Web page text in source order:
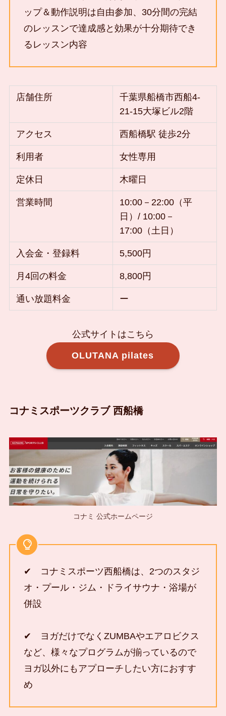
ップ＆動作説明は自由参加、30分間の完結
のレッスンで達成感と効果が十分期待でき
るレッスン内容
店舗住所
千葉県船橋市西船4-
21-15大塚ビル2階
アクセス 西船橋駅 徒歩2分
利用者 女性専用
定休日 木曜日
営業時間
10:00－22:00（平
日）/ 10:00－
17:00（土日）
入会金・登録料 5,500円
月4回の料金 8,800円
通い放題料金 ー
公式サイトはこちら
OLUTANA pilates
コナミスポーツクラブ 西船橋
コナミ 公式ホームページ
✔ コナミスポーツ西船橋は、2つのスタジ
オ・プール・ジム・ドライサウナ・浴場が
併設
✔ ヨガだけでなくZUMBAやエアロビクス
など、様々なプログラムが揃っているので
ヨガ以外にもアプローチしたい方におすす
め